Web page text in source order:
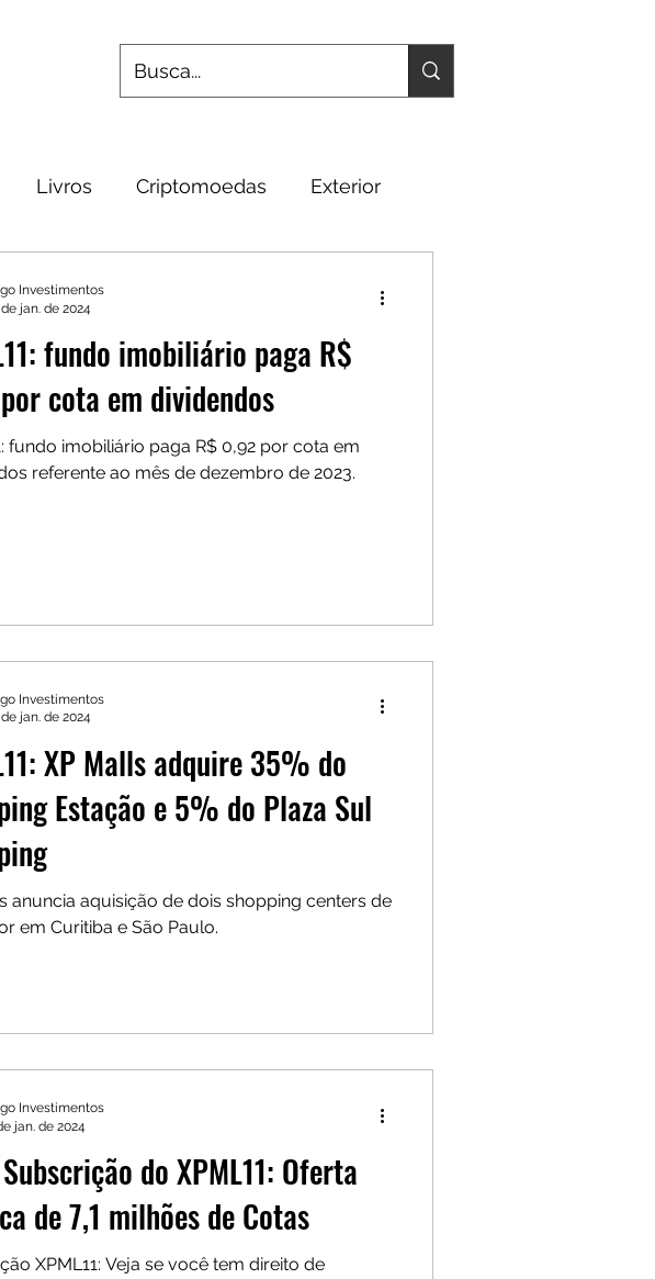
Livros Criptomoedas Exterior
Bitcoinfundo imobiliário paga R$
cota em dividendos
fundo imobiliário paga R$ 0,92 por cota em
referente ao mês de dezembro de 2023.
Investimentos
jan. de 2024
XP Malls adquire 35% do
Estação e 5% do Plaza Sul
anuncia aquisição de dois shopping centers de
em Curitiba e São Paulo.
Investimentos
jan. de 2024
do XPML11: Oferta
de 7,1 milhões de Cotas
XPML11: Veja se você tem direito de
Investimentos
jan. de 2024